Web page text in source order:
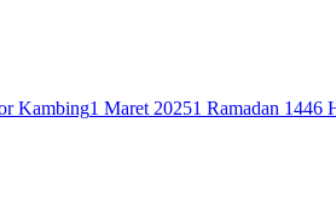
Kambing1 Maret 20251 Ramadan 1446